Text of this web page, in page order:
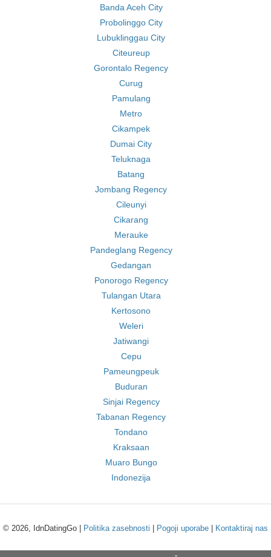
Banda Aceh City
Probolinggo City
Lubuklinggau City
Citeureup
Gorontalo Regency
Curug
Pamulang
Metro
Cikampek
Dumai City
Teluknaga
Batang
Jombang Regency
Cileunyi
Cikarang
Merauke
Pandeglang Regency
Gedangan
Ponorogo Regency
Tulangan Utara
Kertosono
Weleri
Jatiwangi
Cepu
Pameungpeuk
Buduran
Sinjai Regency
Tabanan Regency
Tondano
Kraksaan
Muaro Bungo
Indonezija
© 2026, IdnDatingGo | Politika zasebnosti Pogoji uporabe Kontaktiraj nas